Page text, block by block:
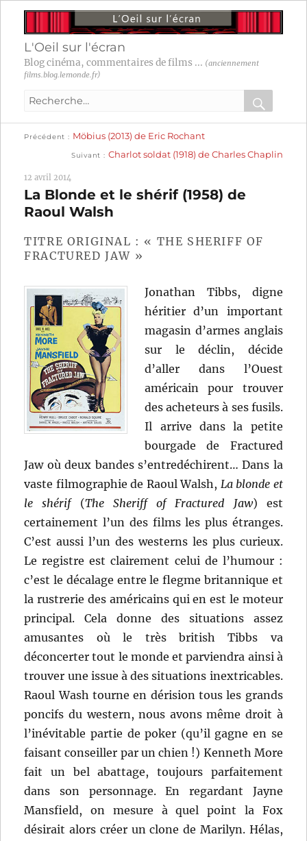
L'Oeil sur l'écran
Blog cinéma, commentaires de films ... (anciennement
films.blog.lemonde.fr)
Recherche
:
OK
Navigation
l’article
Précédent
précédente :
Möbius (2013) de Eric Rochant
Suivant
suivante :
Charlot soldat (1918) de Charles Chaplin
12 avril 2014
La Blonde et le shérif (1958) de
Raoul Walsh
TITRE ORIGINAL : « THE SHERIFF OF
FRACTURED JAW »
Jonathan Tibbs, digne
héritier d’un important
magasin d’armes anglais
sur le déclin, décide
d’aller dans l’Ouest
américain pour trouver
des acheteurs à ses fusils.
Il arrive dans la petite
bourgade de Fractured
Jaw où deux bandes s’entredéchirent… Dans la
vaste filmographie de Raoul Walsh, La blonde et
le shérif(The Sheriff of Fractured Jaw) est
certainement l’un des films les plus étranges.
C’est aussi l’un des westerns les plus curieux.
Le registre est clairement celui de l’humour :
c’est le décalage entre le flegme britannique et
la rustrerie des américains qui en est le moteur
principal. Cela donne des situations assez
amusantes où le très british Tibbs va
déconcerter tout le monde et parviendra ainsi à
trouver une issue à des situations inextricables.
Raoul Wash tourne en dérision tous les grands
poncifs du western, nous avons même droit à
l’inévitable partie de poker (qu’il gagne en se
faisant conseiller par un chien !) Kenneth More
fait un bel abattage, toujours parfaitement
dans son personnage. En regardant Jayne
Mansfield, on mesure à quel point la Fox
désirait alors créer un clone de Marilyn. Hélas,